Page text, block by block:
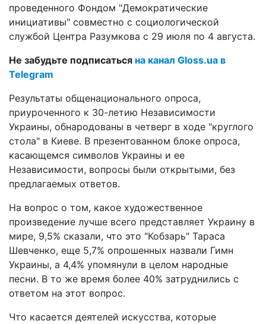
проведенного Фондом "Демократические
инициативы" совместно с социологической
службой Центра Разумкова с 29 июля по 4 августа.
Не забудьте подписаться на канал Gloss.ua в
Telegram
Результаты общенационального опроса,
приуроченного к 30-летию Независимости
Украины, обнародованы в четверг в ходе "круглого
стола" в Киеве. В презентованном блоке опроса,
касающемся символов Украины и ее
Независимости, вопросы были открытыми, без
предлагаемых ответов.
На вопрос о том, какое художественное
произведение лучше всего представляет Украину в
мире, 9,5% сказали, что это "Кобзарь" Тараса
Шевченко, еще 5,7% опрошенных назвали Гимн
Украины, а 4,4% упомянули в целом народные
песни. В то же время более 40% затруднились с
ответом на этот вопрос.
Что касается деятелей искусства, которые